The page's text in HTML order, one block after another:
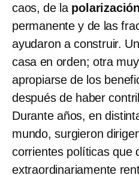
caos, de la polarización
permanente y de las
ayudaron a construir.
casa en orden; otra
apropiarse de los
después de haber
Durante años, en
mundo, surgieron
corrientes políticas que
extraordinariamente